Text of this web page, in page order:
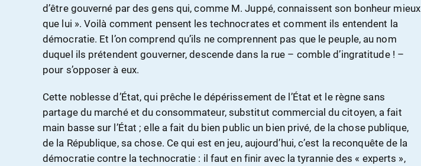
d’être gouverné par des gens qui, comme M. Juppé, connaissent son bonheur mieux
que lui ». Voilà comment pensent les technocrates et comment ils entendent la
démocratie. Et l’on comprend qu’ils ne comprennent pas que le peuple, au nom
duquel ils prétendent gouverner, descende dans la rue – comble d’ingratitude ! –
pour s’opposer à eux.
Cette noblesse d’État, qui prêche le dépérissement de l’État et le règne sans
partage du marché et du consommateur, substitut commercial du citoyen, a fait
main basse sur l’État ; elle a fait du bien public un bien privé, de la chose publique,
de la République, sa chose. Ce qui est en jeu, aujourd’hui, c’est la reconquête de la
démocratie contre la technocratie : il faut en finir avec la tyrannie des « experts »,